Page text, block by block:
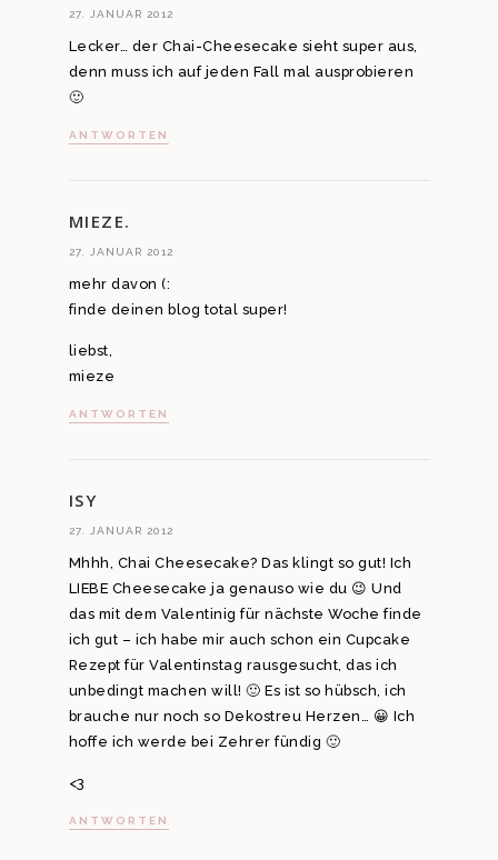
27. JANUAR 2012
Lecker… der Chai-Cheesecake sieht super aus,
denn muss ich auf jeden Fall mal ausprobieren
🙂
ANTWORTEN
MIEZE.
27. JANUAR 2012
mehr davon (:
finde deinen blog total super!
liebst,
mieze
ANTWORTEN
ISY
27. JANUAR 2012
Mhhh, Chai Cheesecake? Das klingt so gut! Ich
LIEBE Cheesecake ja genauso wie du 😉 Und
das mit dem Valentinig für nächste Woche finde
ich gut – ich habe mir auch schon ein Cupcake
Rezept für Valentinstag rausgesucht, das ich
unbedingt machen will! 🙂 Es ist so hübsch, ich
brauche nur noch so Dekostreu Herzen… 😀 Ich
hoffe ich werde bei Zehrer fündig 🙂
<3
ANTWORTEN